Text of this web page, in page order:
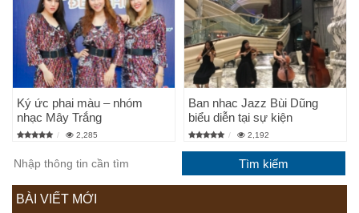
Ký ức phai màu – nhóm
nhạc Mây Trắng
2,285
Ban nhac Jazz Bùi Dũng
biểu diễn tại sự kiện
2,192
BÀI VIẾT MỚI